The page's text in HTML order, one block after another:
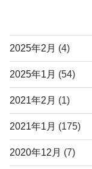
2025年2月 (4)
2025年1月 (54)
2021年2月 (1)
2021年1月 (175)
2020年12月 (7)